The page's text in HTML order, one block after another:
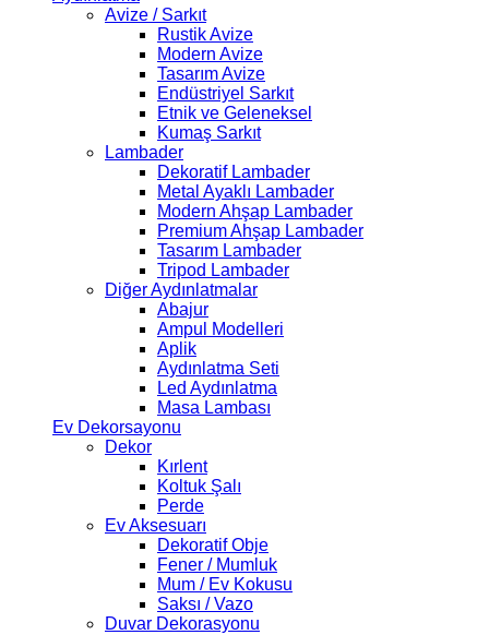
Avize / Sarkıt
Rustik Avize
Modern Avize
Tasarım Avize
Endüstriyel Sarkıt
Etnik ve Geleneksel
Kumaş Sarkıt
Lambader
Dekoratif Lambader
Metal Ayaklı Lambader
Modern Ahşap Lambader
Premium Ahşap Lambader
Tasarım Lambader
Tripod Lambader
Diğer Aydınlatmalar
Abajur
Ampul Modelleri
Aplik
Aydınlatma Seti
Led Aydınlatma
Masa Lambası
Ev Dekorsayonu
Dekor
Kırlent
Koltuk Şalı
Perde
Ev Aksesuarı
Dekoratif Obje
Fener / Mumluk
Mum / Ev Kokusu
Saksı / Vazo
Duvar Dekorasyonu